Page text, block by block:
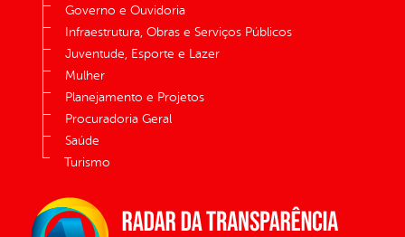
Governo e Ouvidoria
Infraestrutura, Obras e Serviços Públicos
Juventude, Esporte e Lazer
Mulher
Planejamento e Projetos
Procuradoria Geral
Saúde
Turismo